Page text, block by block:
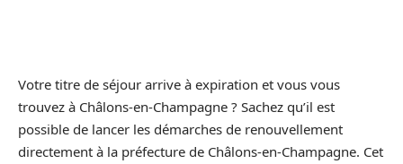
Votre titre de séjour arrive à expiration et vous vous
trouvez à Châlons-en-Champagne ? Sachez qu’il est
possible de lancer les démarches de renouvellement
directement à la préfecture de Châlons-en-Champagne. Cet